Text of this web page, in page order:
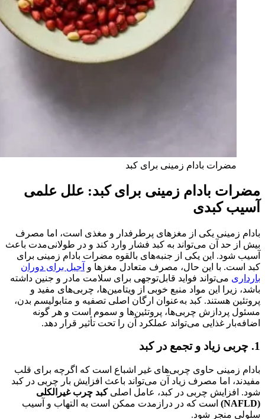
مضرات بادام زمینی برای کبد
مضرات بادام زمینی برای کبد: علل علمی
آسیب کبدی
بادام زمینی یکی از مغزهای پرطرفدار و مغذی است، اما مصرف
بیش از حد آن می‌تواند به کبد فشار وارد کند و در طولانی‌مدت باعث
آسیب شود. این یکی از جنبه‌های بالقوه مضرات بادام زمینی برای
کبد است. با این حال، مصرف متعادل مغزها و آجیل برای دوران
بارداری می‌تواند فواید قابل‌توجهی برای سلامت مادر و جنین داشته
باشد، زیرا این مواد منبع خوبی از ویتامین‌ها، چربی‌های مفید و
پروتئین هستند. کبد به‌عنوان ارگان اصلی تصفیه و متابولیسم بدن،
مسئول پردازش چربی‌ها، پروتئین‌ها و سموم است و هر گونه
اضافه‌بار غذایی می‌تواند عملکرد آن را تحت تأثیر قرار دهد.
1. چربی زیاد و تجمع در کبد
بادام زمینی حاوی چربی‌های غیر اشباع است که اگرچه برای قلب
مفیدند، اما مصرف زیاد آن می‌تواند باعث افزایش بار چربی در کبد
شود. افزایش چربی در کبد، عامل اصلیکبد چرب غیرالکلی
(NAFLD)
است که در درازمدت ممکن است به التهاب و آسیب
سلولی منجر شود.